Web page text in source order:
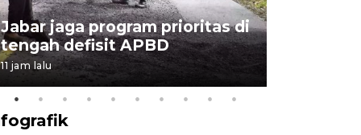
Jabar jaga program prioritas di
tengah defisit APBD
11 jam lalu